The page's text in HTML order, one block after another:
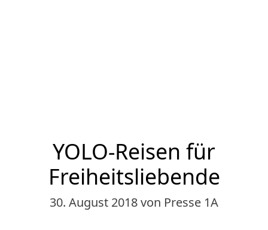
YOLO-Reisen für
Freiheitsliebende
30. August 2018von Presse 1A